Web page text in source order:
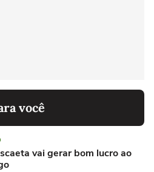
você
vai gerar bom lucro ao